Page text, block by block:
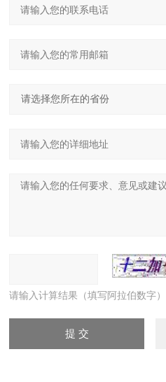
请输入计算结果（填写阿拉伯数字